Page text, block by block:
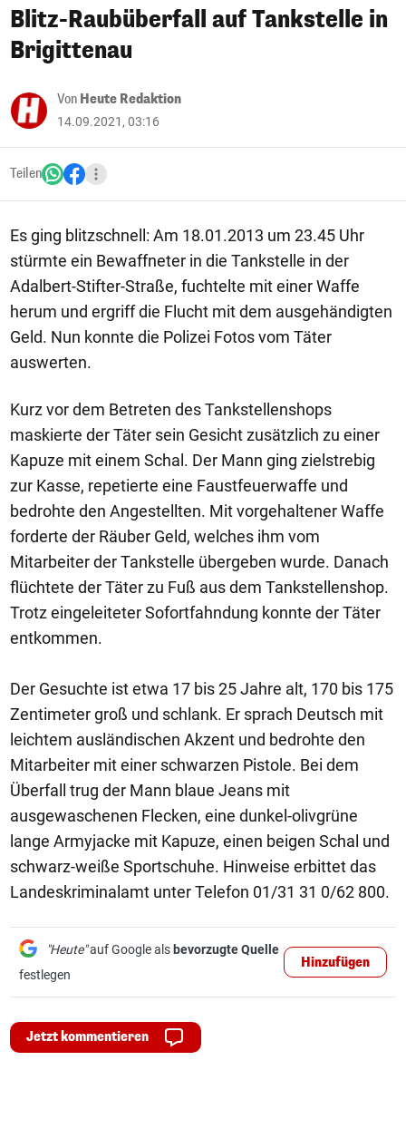
Blitz-Raubüberfall auf Tankstelle in
Brigittenau
Von Heute Redaktion
14.09.2021, 03:16
Teilen
Es ging blitzschnell: Am 18.01.2013 um 23.45 Uhr
stürmte ein Bewaffneter in die Tankstelle in der
Adalbert-Stifter-Straße, fuchtelte mit einer Waffe
herum und ergriff die Flucht mit dem ausgehändigten
Geld. Nun konnte die Polizei Fotos vom Täter
auswerten.
Kurz vor dem Betreten des Tankstellenshops
maskierte der Täter sein Gesicht zusätzlich zu einer
Kapuze mit einem Schal. Der Mann ging zielstrebig
zur Kasse, repetierte eine Faustfeuerwaffe und
bedrohte den Angestellten. Mit vorgehaltener Waffe
forderte der Räuber Geld, welches ihm vom
Mitarbeiter der Tankstelle übergeben wurde. Danach
flüchtete der Täter zu Fuß aus dem Tankstellenshop.
Trotz eingeleiteter Sofortfahndung konnte der Täter
entkommen.
Der Gesuchte ist etwa 17 bis 25 Jahre alt, 170 bis 175
Zentimeter groß und schlank. Er sprach Deutsch mit
leichtem ausländischen Akzent und bedrohte den
Mitarbeiter mit einer schwarzen Pistole. Bei dem
Überfall trug der Mann blaue Jeans mit
ausgewaschenen Flecken, eine dunkel-olivgrüne
lange Armyjacke mit Kapuze, einen beigen Schal und
schwarz-weiße Sportschuhe. Hinweise erbittet das
Landeskriminalamt unter Telefon 01/31 31 0/62 800.
"Heute"auf Google als bevorzugte Quelle
festlegen
Hinzufügen
Jetzt kommentieren